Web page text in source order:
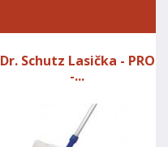
Dr. Schutz Lasička - PRO
-...